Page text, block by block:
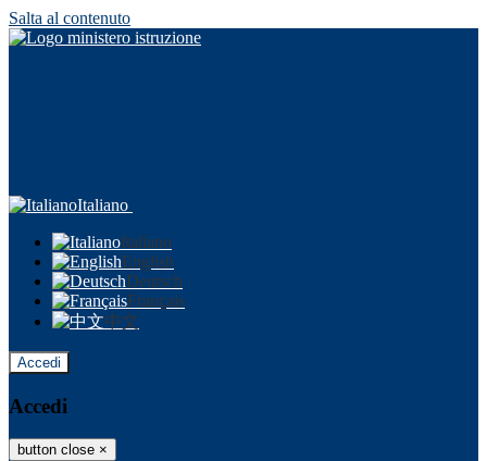
Salta al contenuto
Italiano
Italiano
English
Deutsch
Français
中文
Accedi
Accedi
button close ×